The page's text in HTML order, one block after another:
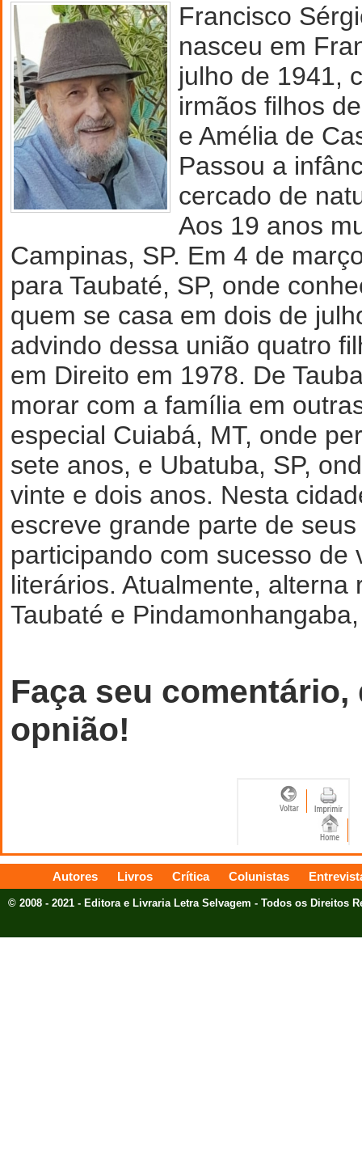
Francisco
nasceu em
julho de 1941,
irmãos filhos
e Amélia de
Passou a
cercado de
Aos 19 anos
Campinas, SP. Em 4 de
para Taubaté, SP, onde
quem se casa em dois de
advindo dessa união quatro
em Direito em 1978. De
morar com a família em
especial Cuiabá, MT, onde
sete anos, e Ubatuba, SP,
vinte e dois anos. Nesta
escreve grande parte de
participando com sucesso de
literários. Atualmente, alterna
Taubaté e Pindamonhangaba,
Faça seu comentário,
opnião!
Autores Livros Crítica Colunistas
© 2008 - 2021 - Editora e Livraria Letra Selvagem - Todos os Direitos